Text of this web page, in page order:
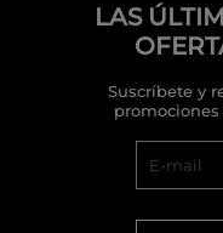
LAS
Suscríbete y